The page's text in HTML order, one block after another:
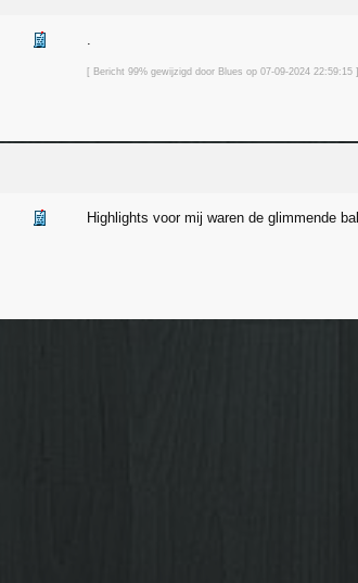
.
[ Bericht 99% gewijzigd door Blues op 07-09-2024 22:59:15 ]
Highlights voor mij waren de glimmende